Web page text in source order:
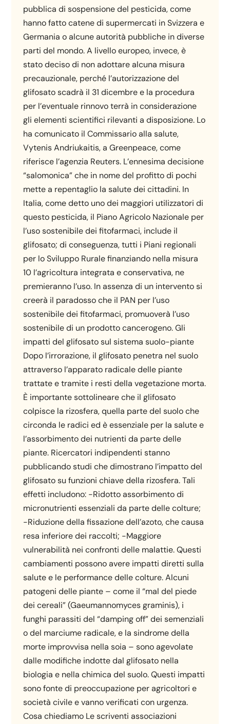
pubblica di sospensione del pesticida, come
hanno fatto catene di supermercati in Svizzera e
Germania o alcune autorità pubbliche in diverse
parti del mondo. A livello europeo, invece, è
stato deciso di non adottare alcuna misura
precauzionale, perché l’autorizzazione del
glifosato scadrà il 31 dicembre e la procedura
per l’eventuale rinnovo terrà in considerazione
gli elementi scientifici rilevanti a disposizione. Lo
ha comunicato il Commissario alla salute,
Vytenis Andriukaitis, a Greenpeace, come
riferisce l’agenzia Reuters. L’ennesima decisione
“salomonica” che in nome del profitto di pochi
mette a repentaglio la salute dei cittadini. In
Italia, come detto uno dei maggiori utilizzatori di
questo pesticida, il Piano Agricolo Nazionale per
l’uso sostenibile dei fitofarmaci, include il
glifosato; di conseguenza, tutti i Piani regionali
per lo Sviluppo Rurale finanziando nella misura
10 l’agricoltura integrata e conservativa, ne
premieranno l’uso. In assenza di un intervento si
creerà il paradosso che il PAN per l’uso
sostenibile dei fitofarmaci, promuoverà l’uso
sostenibile di un prodotto cancerogeno. Gli
impatti del glifosato sul sistema suolo-piante
Dopo l’irrorazione, il glifosato penetra nel suolo
attraverso l’apparato radicale delle piante
trattate e tramite i resti della vegetazione morta.
È importante sottolineare che il glifosato
colpisce la rizosfera, quella parte del suolo che
circonda le radici ed è essenziale per la salute e
l’assorbimento dei nutrienti da parte delle
piante. Ricercatori indipendenti stanno
pubblicando studi che dimostrano l’impatto del
glifosato su funzioni chiave della rizosfera. Tali
effetti includono: -Ridotto assorbimento di
micronutrienti essenziali da parte delle colture;
-Riduzione della fissazione dell’azoto, che causa
resa inferiore dei raccolti; -Maggiore
vulnerabilità nei confronti delle malattie. Questi
cambiamenti possono avere impatti diretti sulla
salute e le performance delle colture. Alcuni
patogeni delle piante – come il “mal del piede
dei cereali” (Gaeumannomyces graminis), i
funghi parassiti del “damping off” dei semenziali
o del marciume radicale, e la sindrome della
morte improvvisa nella soia – sono agevolate
dalle modifiche indotte dal glifosato nella
biologia e nella chimica del suolo. Questi impatti
sono fonte di preoccupazione per agricoltori e
società civile e vanno verificati con urgenza.
Cosa chiediamo Le scriventi associazioni